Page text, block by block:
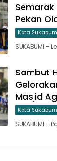
Semarak
Pekan
Kota
SUKABUMI –
Sambut
Masjid
Kota
SUKABUMI –